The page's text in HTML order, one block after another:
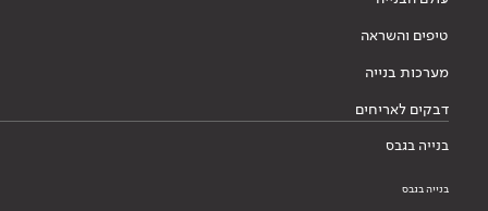
טיפים והשראה
מערכות בנייה
דבקים לאריחים
בנייה בגבס
בנייה בגבס